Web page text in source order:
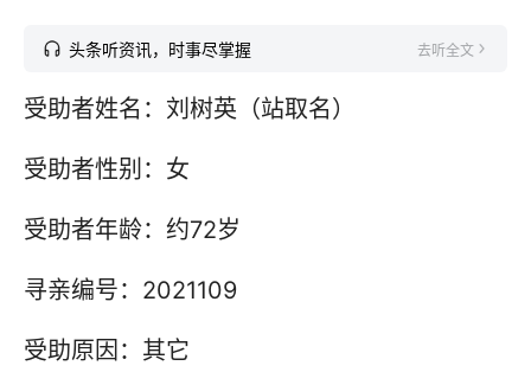
头条听资讯，时事尽掌握 去听全文
受助者姓名：刘树英（站取名）
受助者性别：女
受助者年龄：约72岁
寻亲编号：2021109
受助原因：其它